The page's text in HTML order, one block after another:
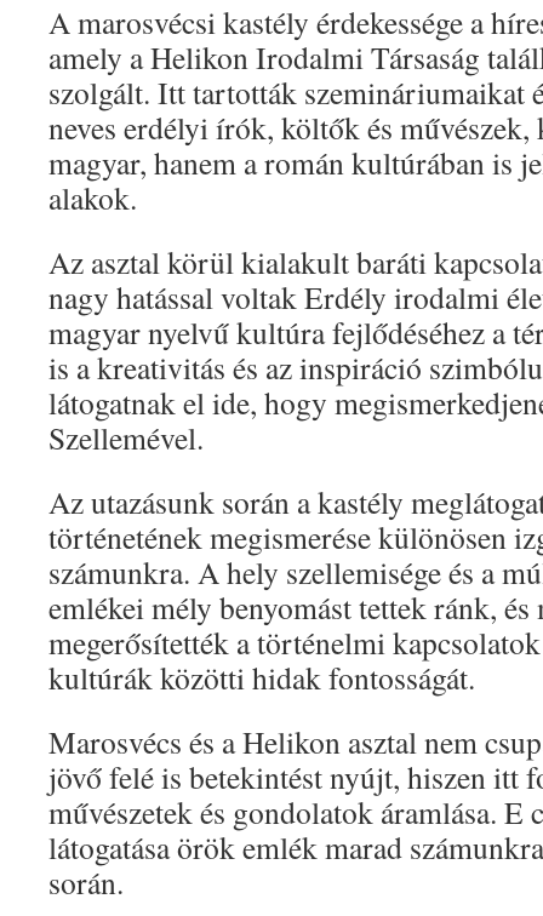
A marosvécsi kastély érdekessége a
amely a Helikon Irodalmi Társaság
szolgált. Itt tartották szemináriumaikat
neves erdélyi írók, költők és művészek,
magyar, hanem a román kultúrában is
alakok.
Az asztal körül kialakult baráti
nagy hatással voltak Erdély irodalmi
magyar nyelvű kultúra fejlődéséhez a
is a kreativitás és az inspiráció
látogatnak el ide, hogy
Szellemével.
Az utazásunk során a kastély
történetének megismerése különösen
számunkra. A hely szellemisége és a
emlékei mély benyomást tettek ránk,
megerősítették a történelmi
kultúrák közötti hidak fontosságát.
Marosvécs és a Helikon asztal nem
jövő felé is betekintést nyújt, hiszen itt
művészetek és gondolatok áramlása. E
látogatása örök emlék marad
során.